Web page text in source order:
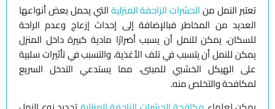
تعتبر النمل منالحشرات الزاحفة المنزليةالتي يحمل بعض أنواعها
العديد من المخاطر فبالإضافة إلى إحداث إزعاج وعدم الراحة
للسكان، يمكن للنمل أن يسبب أضرارًا مادية كبيرة داخل المنزل
يمكن للنمل أن يتسبب في تلف الأغذية، والتسبب في تأثيرات سلبية
على الهيكل الخشبي للمبنى، مما يستدعي التدخل السريع
لمكافحة والتخلص منه.